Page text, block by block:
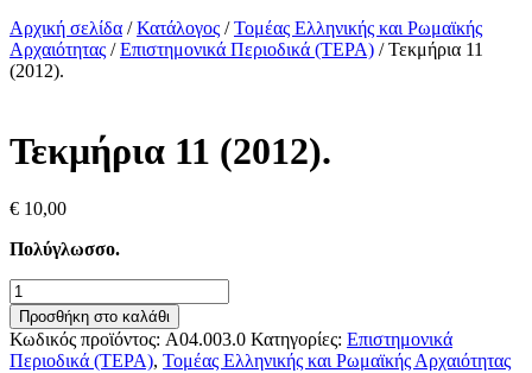
Αρχική σελίδα /Κατάλογος /Τομέας Ελληνικής και Ρωμαϊκής
Αρχαιότητας /Επιστημονικά Περιοδικά (ΤΕΡΑ) / Τεκμήρια 11
(2012).
Τεκμήρια 11 (2012).
€ 10,00
Πολύγλωσσο.
Τεκμήρια
11
(2012).
ποσότητα
Προσθήκη στο καλάθι
Κωδικός προϊόντος: A04.003.0 Κατηγορίες: Επιστημονικά
Περιοδικά (ΤΕΡΑ), Τομέας Ελληνικής και Ρωμαϊκής Αρχαιότητας